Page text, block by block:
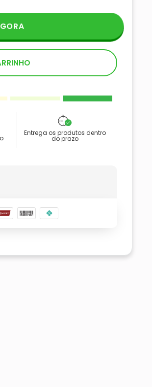
Entrega os produtos dentro
do prazo